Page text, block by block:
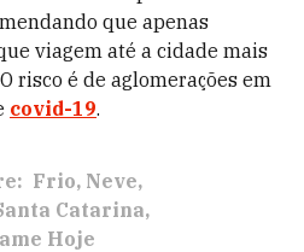
que apenas
viagem até a cidade mais
risco é de aglomerações em
covid-19.
Frio Neve
Catarina
Hoje